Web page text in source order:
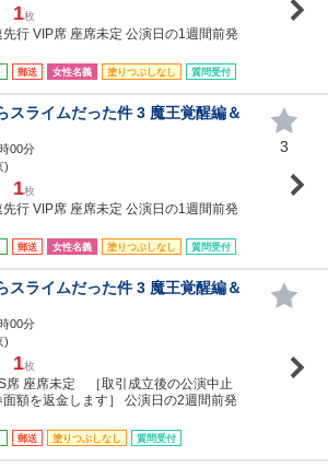
1枚
行 VIP席 座席未定 公演日の1週間前発
郵送 女性名義 塗りつぶしなし 質問受付
スライムだった件 3 魔王覚醒編＆
00分
)
1枚
行 VIP席 座席未定 公演日の1週間前発
郵送 女性名義 塗りつぶしなし 質問受付
3
スライムだった件 3 魔王覚醒編＆
00分
)
1枚
席 座席未定 ［取引成立後の公演中止
額を返金します］ 公演日の2週間前発
郵送 塗りつぶしなし 質問受付